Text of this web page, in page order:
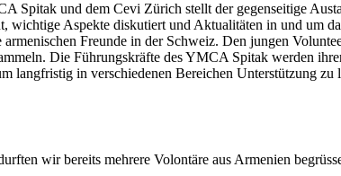
Spitak und dem Cevi Zürich stellt der gegenseitige
wichtige Aspekte diskutiert und Aktualitäten in und um
Freunde in der Schweiz. Den jungen
Die Führungskräfte des YMCA Spitak werden
langfristig in verschiedenen Bereichen Unterstützung
wir bereits mehrere Volontäre aus Armenien